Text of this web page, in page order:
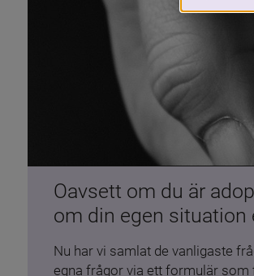
Oavsett om du är
om din egen situation
Nu har vi samlat de vanligaste
egna frågor via ett formulär som